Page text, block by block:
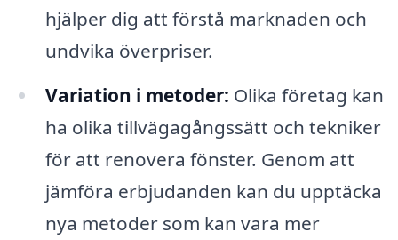
hjälper dig att förstå marknaden och
undvika överpriser.
Variation i metoder: Olika företag kan
ha olika tillvägagångssätt och tekniker
för att renovera fönster. Genom att
jämföra erbjudanden kan du upptäcka
nya metoder som kan vara mer